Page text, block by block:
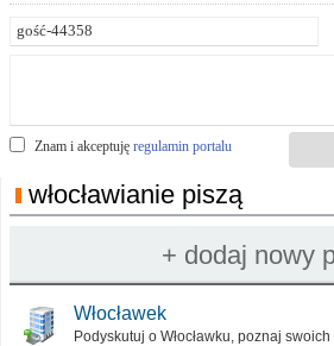
Znam i akceptuję regulamin portalu
włocławianie piszą
Włocławek
Podyskutuj o Włocławku, poznaj